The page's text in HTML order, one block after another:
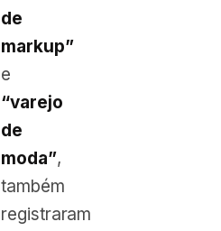
de
markup”
e
“varejo
de
moda”,
também
registraram